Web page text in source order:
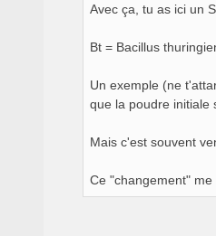
Avec ça, tu as ici un
Bt = Bacillus
Un exemple (ne
que la poudre initiale
Mais c'est souvent
Ce "changement" me